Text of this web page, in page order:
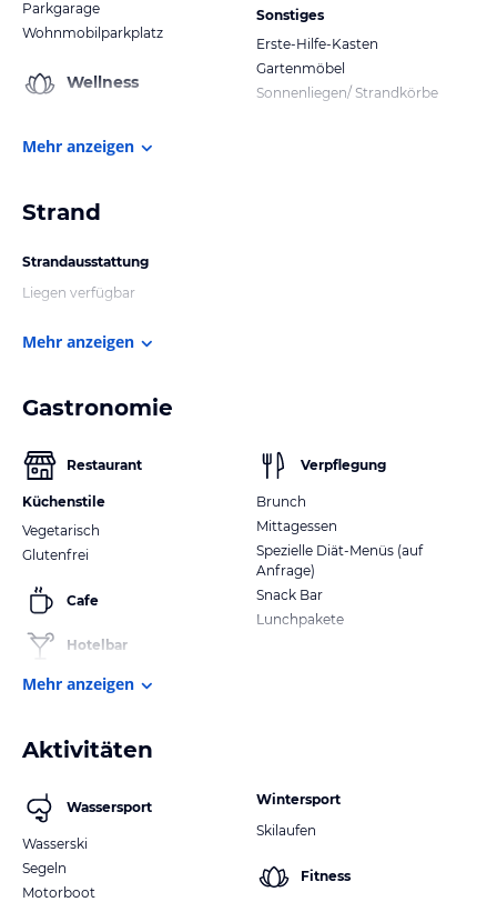
Parkgarage
Wohnmobilparkplatz
Wellness
Sonstiges
Erste-Hilfe-Kasten
Gartenmöbel
Sonnenliegen/ Strandkörbe
Mehr anzeigen
Strand
Strandausstattung
Liegen verfügbar
Mehr anzeigen
Gastronomie
Restaurant
Küchenstile
Vegetarisch
Glutenfrei
Cafe
Hotelbar
Verpflegung
Brunch
Mittagessen
Spezielle Diät-Menüs (auf
Anfrage)
Snack Bar
Lunchpakete
Mehr anzeigen
Aktivitäten
Wassersport
Wasserski
Segeln
Motorboot
Wintersport
Skilaufen
Fitness